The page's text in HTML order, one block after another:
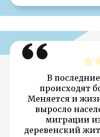
В
происходят
Меняется и
выросло
миграции
деревенский